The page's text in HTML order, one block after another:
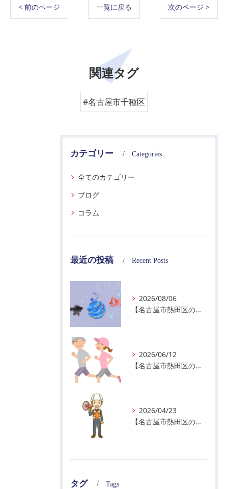
< 前のページ 一覧に戻る 次のページ >
関連タグ
#名古屋市千種区
カテゴリー Categories
全てのカテゴリー
ブログ
コラム
最近の投稿 Recent Posts
2026/08/06
【名古屋市熱田区の警備会社】夏季休業のお知らせ
2026/06/12
【名古屋市熱田区の警備会社】暑熱順化で熱中症対策を！
2026/04/23
【名古屋市熱田区の警備会社】GWの面接状況について！
タグ Tags